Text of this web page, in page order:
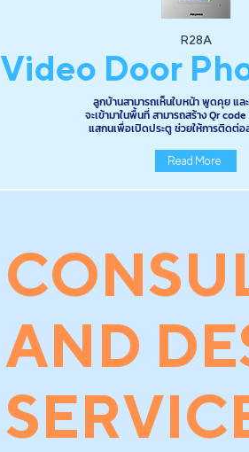
R28A
Video Door
ลูกบ้านสามารถเห็นใบหน้า พูดคุย แ
จะเข้ามาในพื้นที่ สามารถสร้าง Qr
แสกนเพื่อเปิดประตู ช่วยให้การติดต่อ
Read More
AND